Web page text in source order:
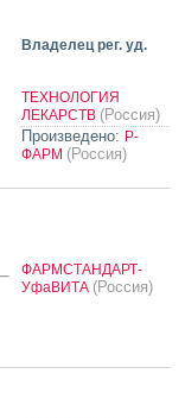
Владелец рег. уд.
ТЕХНОЛОГИЯ
ЛЕКАРСТВ (Россия)
Произведено: Р-
ФАРМ (Россия)
ФАРМСТАНДАРТ-
УфаВИТА (Россия)